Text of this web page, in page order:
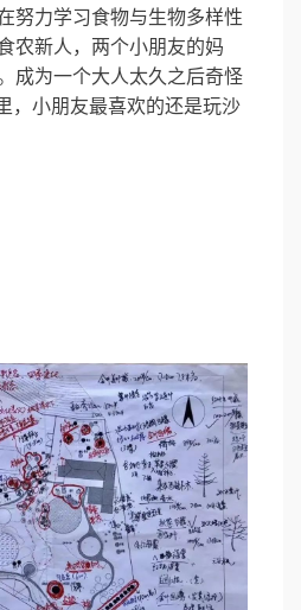
努力学习食物与生物多样性
农新人，两个小朋友的妈
成为一个大人太久之后奇怪
，小朋友最喜欢的还是玩沙